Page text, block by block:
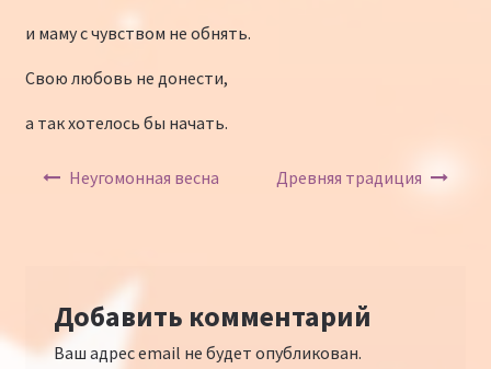
и маму с чувством не обнять.
Свою любовь не донести,
а так хотелось бы начать.
Навигация по записям
Неугомонная весна Древняя традиция
Добавить комментарий
Ваш адрес email не будет опубликован.